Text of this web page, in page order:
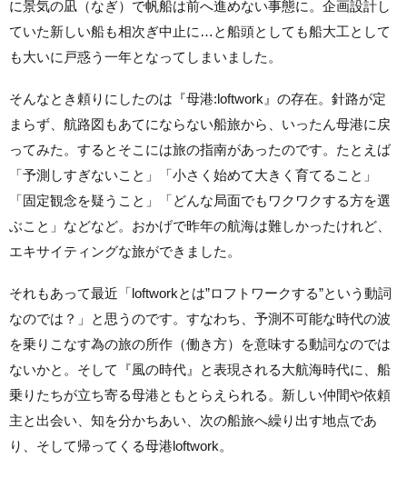
に景気の凪（なぎ）で帆船は前へ進めない事態に。企画設計し
ていた新しい船も相次ぎ中止に…と船頭としても船大工として
も大いに戸惑う一年となってしまいました。
そんなとき頼りにしたのは『母港:loftwork』の存在。針路が定
まらず、航路図もあてにならない船旅から、いったん母港に戻
ってみた。するとそこには旅の指南があったのです。たとえば
「予測しすぎないこと」「小さく始めて大きく育てること」
「固定観念を疑うこと」「どんな局面でもワクワクする方を選
ぶこと」などなど。おかげで昨年の航海は難しかったけれど、
エキサイティングな旅ができました。
それもあって最近「loftworkとは”ロフトワークする”という動詞
なのでは？」と思うのです。すなわち、予測不可能な時代の波
を乗りこなす為の旅の所作（働き方）を意味する動詞なのでは
ないかと。そして『風の時代』と表現される大航海時代に、船
乗りたちが立ち寄る母港ともとらえられる。新しい仲間や依頼
主と出会い、知を分かちあい、次の船旅へ繰り出す地点であ
り、そして帰ってくる母港loftwork。